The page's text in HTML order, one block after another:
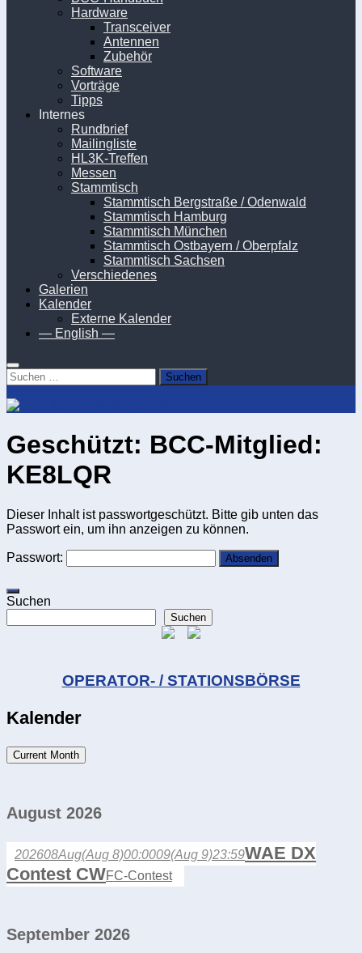
Hardware
Transceiver
Antennen
Zubehör
Software
Vorträge
Tipps
Internes
Rundbrief
Mailingliste
HL3K-Treffen
Messen
Stammtisch
Stammtisch Bergstraße / Odenwald
Stammtisch Hamburg
Stammtisch München
Stammtisch Ostbayern / Oberpfalz
Stammtisch Sachsen
Verschiedenes
Galerien
Kalender
Externe Kalender
— English —
Suchen
nach:
Geschützt: BCC-Mitglied:
KE8LQR
Dieser Inhalt ist passwortgeschützt. Bitte gib unten das
Passwort ein, um ihn anzeigen zu können.
Passwort:
Suchen
Suchen
OPERATOR- / STATIONSBÖRSE
Kalender
Current Month
August 2026
202608Aug(Aug 8)00:0009(Aug 9)23:59WAE DX
Contest CWFC-Contest
September 2026